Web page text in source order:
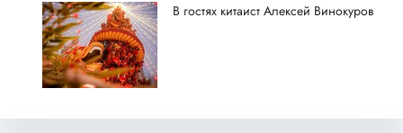
В гостях китаист Алексей Винокуров